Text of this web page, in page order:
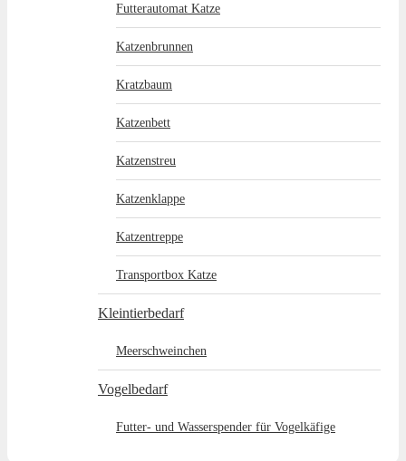
Futterautomat Katze
Katzenbrunnen
Kratzbaum
Katzenbett
Katzenstreu
Katzenklappe
Katzentreppe
Transportbox Katze
Kleintierbedarf
Meerschweinchen
Vogelbedarf
Futter- und Wasserspender für Vogelkäfige